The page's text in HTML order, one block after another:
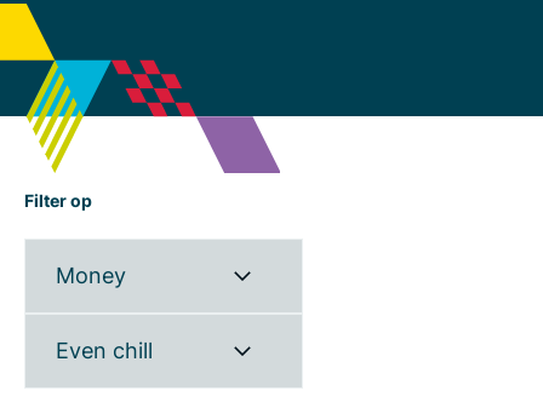
Filter op
Money
Even chill